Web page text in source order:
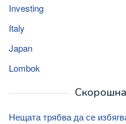
Investing
Italy
Japan
Lombok
Нещата трябва да се